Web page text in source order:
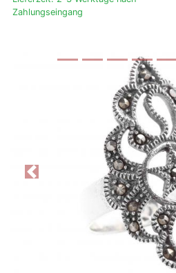
Zahlungseingang
Previous